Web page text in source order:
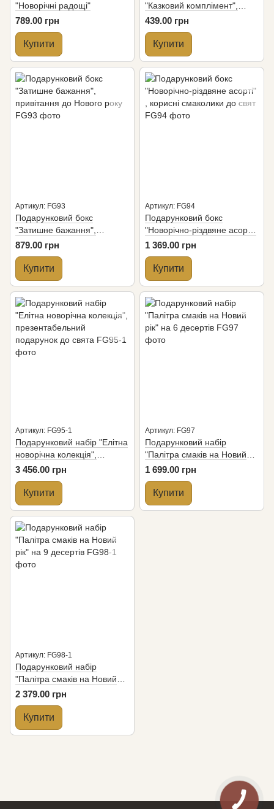
"Новорічні радощі"
789.00 грн
Купити
"Казковий комплімент",
привітання до Різдва
Христового
439.00 грн
Купити
Артикул: FG93
Подарунковий бокс
"Затишне бажання",
привітання до Нового року
879.00 грн
Купити
Артикул: FG94
Подарунковий бокс
"Новорічно-різдвяне асорті"
, корисні смаколики до свят
1 369.00 грн
Купити
Артикул: FG95-1
Подарунковий набір "Елітна
новорічна колекція",
презентабельний
подарунок до свята
3 456.00 грн
Купити
Артикул: FG97
Подарунковий набір
"Палітра смаків на Новий
рік" на 6 десертів
1 699.00 грн
Купити
Артикул: FG98-1
Подарунковий набір
"Палітра смаків на Новий
рік" на 9 десертів
2 379.00 грн
Купити